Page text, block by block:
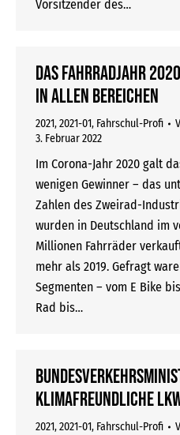
Vorsitzender des…
Das Fahrradjahr
in allen Bereichen
2021,2021-01, Fahrschul-Profi
3. Februar 2022
Im Corona-Jahr 2020 galt
wenigen Gewinner – das
Zahlen des Zweirad-
wurden in Deutschland im
Millionen Fahrräder
mehr als 2019. Gefragt
Segmenten – vom E Bike
Rad bis…
klimafreundliche
2021,2021-01, Fahrschul-Profi